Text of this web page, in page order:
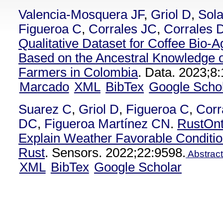
Valencia-Mosquera JF, Griol D,
Figueroa C, Corrales JC, Corrales
Qualitative Dataset for Coffee Bio-
Based on the Ancestral Knowledge
Farmers in Colombia. Data.
Marcado XML BibTex Google
Suarez C, Griol D, Figueroa C,
DC, Figueroa Martínez CN.
Explain Weather Favorable
Rust. Sensors. 2022;22:9598. Abstract
XML BibTex Google Scholar